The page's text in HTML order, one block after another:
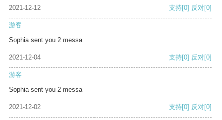
2021-12-12 支持[0] 反对[0]
游客
Sophia sent you 2 messa
2021-12-04 支持[0] 反对[0]
游客
Sophia sent you 2 messa
2021-12-02 支持[0] 反对[0]